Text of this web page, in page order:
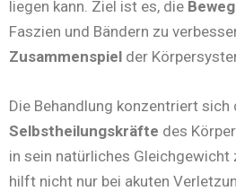
liegen kann. Ziel ist es, die
Faszien und Bändern zu
Zusammenspiel der
Die Behandlung konzentriert sich
Selbstheilungskräfte des
in sein natürliches Gleichgewicht
hilft nicht nur bei akuten